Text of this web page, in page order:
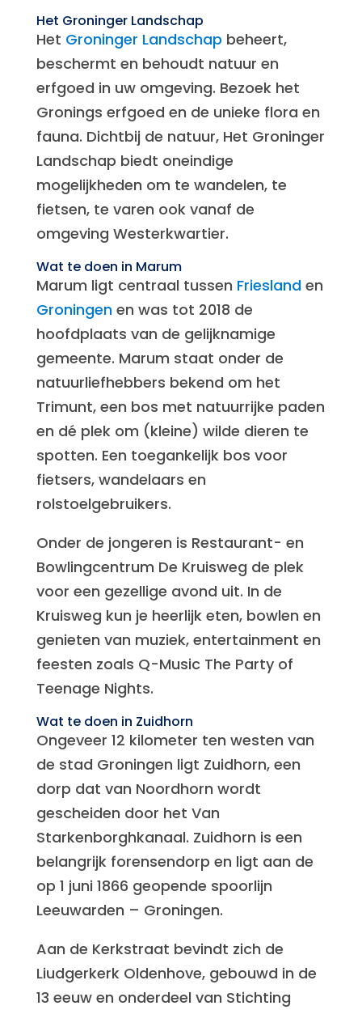
Het Groninger Landschap
Het Groninger Landschap beheert,
beschermt en behoudt natuur en
erfgoed in uw omgeving. Bezoek het
Gronings erfgoed en de unieke flora en
fauna. Dichtbij de natuur, Het Groninger
Landschap biedt oneindige
mogelijkheden om te wandelen, te
fietsen, te varen ook vanaf de
omgeving Westerkwartier.
Wat te doen in Marum
Marum ligt centraal tussen Frieslanden
Groningenen was tot 2018 de
hoofdplaats van de gelijknamige
gemeente. Marum staat onder de
natuurliefhebbers bekend om het
Trimunt, een bos met natuurrijke paden
en dé plek om (kleine) wilde dieren te
spotten. Een toegankelijk bos voor
fietsers, wandelaars en
rolstoelgebruikers.
Onder de jongeren is Restaurant- en
Bowlingcentrum De Kruisweg de plek
voor een gezellige avond uit. In de
Kruisweg kun je heerlijk eten, bowlen en
genieten van muziek, entertainment en
feesten zoals Q-Music The Party of
Teenage Nights.
Wat te doen in Zuidhorn
Ongeveer 12 kilometer ten westen van
de stad Groningen ligt Zuidhorn, een
dorp dat van Noordhorn wordt
gescheiden door het Van
Starkenborghkanaal. Zuidhorn is een
belangrijk forensendorp en ligt aan de
op 1 juni 1866 geopende spoorlijn
Leeuwarden – Groningen.
Aan de Kerkstraat bevindt zich de
Liudgerkerk Oldenhove, gebouwd in de
13 eeuw en onderdeel van Stichting